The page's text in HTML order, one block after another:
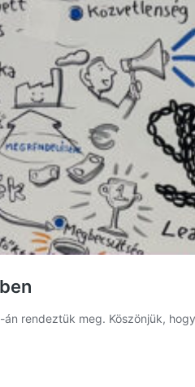
án rendeztük meg. Köszönjük,